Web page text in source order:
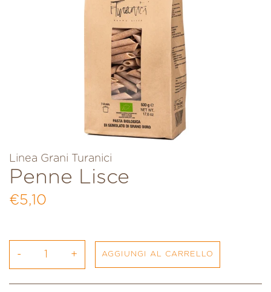
Linea Grani Turanici
Penne Lisce
Prezzo di listino
€5,10
- + AGGIUNGI AL CARRELLO